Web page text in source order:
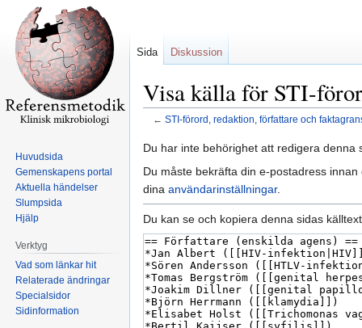
Visa källa för STI-
← STI-förord, redaktion, författare och
Hoppa
till
navigering
Hoppa
till
sök
Du har inte behörighet att redigera denna
Du måste bekräfta din e-postadress
dina användarinställningar.
Du kan se och kopiera denna sidas
Sida Diskussion
Huvudsida
Gemenskapens portal
Aktuella händelser
Slumpsida
Hjälp
Verktyg
Vad som länkar hit
Relaterade ändringar
Specialsidor
Sidinformation